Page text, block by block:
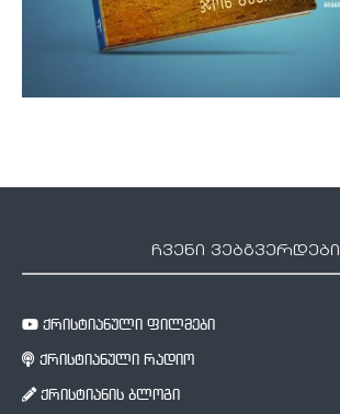
ჩვენი ვებგვერდები
ქრისტიანული ფილმები
ქრისტიანული რადიო
ქრისტიანის ბლოგი